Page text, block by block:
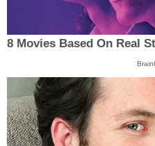
8 Movies Based On Real